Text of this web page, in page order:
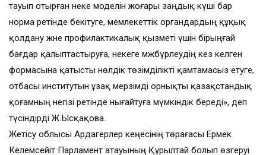
тауып отырған неке моделін жоғары заңдық күші бар
норма ретінде бекітуге, мемлекеттік органдардың құқық
қолдану және профилактикалық қызметі үшін бірыңғай
бағдар қалыптастыруға, некеге мәжбүрлеудің кез келген
формасына қатысты нөлдік төзімділікті қамтамасыз етуге,
отбасы институтын ұзақ мерзімді орнықты қазақстандық
қоғамның негізі ретінде нығайтуға мүмкіндік береді», деп
түсіндірді Ж.Ысқақова.
Жетісу облысы Ардагерлер кеңесінің төрағасы Ермек
Келемсейіт Парламент атауының Құрылтай болып өзгеруі